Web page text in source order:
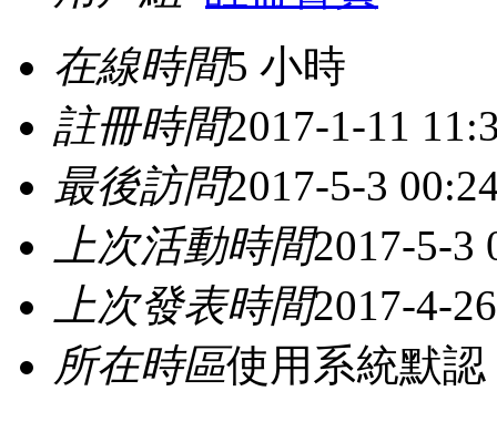
在線時間5 小時
註冊時間2017-1-11
最後訪問2017-5-3
上次活動時間2017-5-3
上次發表時間2017-4-
所在時區使用系統默認